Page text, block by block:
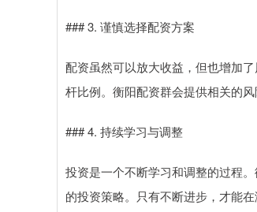
### 3. 谨慎选择配资方案
配资虽然可以放大收益，但也增加
杆比例。衡阳配资群会提供相关的
### 4. 持续学习与调整
投资是一个不断学习和调整的过程
的投资策略。只有不断进步，才能